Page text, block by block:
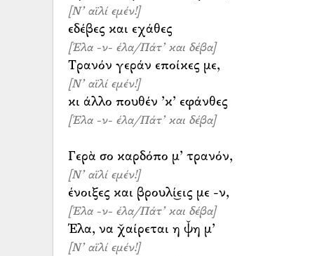
[Ν’ αϊλί εμέν!]
[Έλα -ν- έλα/Πάτ’ και δέβα]
[Ν’ αϊλί εμέν!]
[Έλα -ν- έλα/Πάτ’ και δέβα]
[Ν’ αϊλί εμέν!]
[Έλα -ν- έλα/Πάτ’ και δέβα]
[Ν’ αϊλί εμέν!]